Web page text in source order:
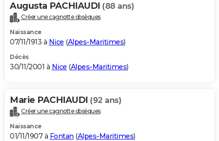
Augusta PACHIAUDI (88 ans)
Créer une cagnotte obsèques
Naissance
07/11/1913 à Nice (Alpes-Maritimes)
Décès
30/11/2001 à Nice (Alpes-Maritimes)
Marie PACHIAUDI (92 ans)
Créer une cagnotte obsèques
Naissance
01/11/1907 à Fontan (Alpes-Maritimes)